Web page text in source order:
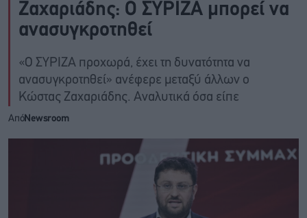
Ζαχαριάδης: Ο ΣΥΡΙΖΑ μπορεί να
ανασυγκροτηθεί
«Ο ΣΥΡΙΖΑ προχωρά, έχει τη δυνατότητα να
ανασυγκροτηθεί» ανέφερε μεταξύ άλλων ο
Κώστας Ζαχαριάδης. Αναλυτικά όσα είπε
ΑπόNewsroom